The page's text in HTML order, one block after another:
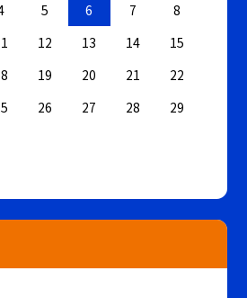
5 6 7
8
12 13 14
15
19 20 21
22
26 27 28
29